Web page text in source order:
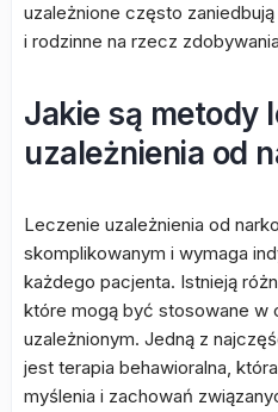
uzależnione często
i rodzinne na rzecz
Jakie są metody
uzależnienia od
Leczenie uzależnienia od
skomplikowanym i wymaga
każdego pacjenta. Istnieją
które mogą być stosowane w
uzależnionym. Jedną z
jest terapia behawioralna,
myślenia i zachowań